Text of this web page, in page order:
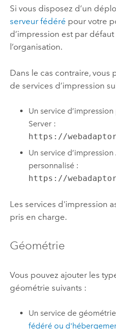
Si vous disposez d’un
serveur fédéré pour votre
d’impression est par
l’organisation.
Dans le cas contraire, vous
de services d’impression
Un service
Server :
https://
Un service d’impression
personnalisé :
https://
Les services d'impression
pris en charge.
Géométrie
Vous pouvez ajouter les
géométrie suivants :
Un service de géométrie
fédéré ou